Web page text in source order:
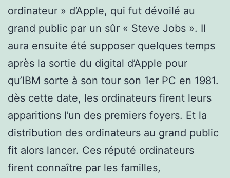
ordinateur » d’Apple, qui fut dévoilé au
grand public par un sûr « Steve Jobs ». Il
aura ensuite été supposer quelques temps
après la sortie du digital d’Apple pour
qu’IBM sorte à son tour son 1er PC en 1981.
dès cette date, les ordinateurs firent leurs
apparitions l’un des premiers foyers. Et la
distribution des ordinateurs au grand public
fit alors lancer. Ces réputé ordinateurs
firent connaître par les familles,